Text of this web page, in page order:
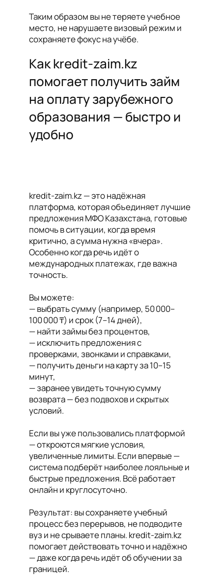
Таким образом вы не теряете учебное
место, не нарушаете визовый режим и
сохраняете фокус на учёбе.
Как kredit-zaim.kz
помогает получить займ
на оплату зарубежного
образования — быстро и
удобно
kredit-zaim.kz — это надёжная
платформа, которая объединяет лучшие
предложения МФО Казахстана, готовые
помочь в ситуации, когда время
критично, а сумма нужна «вчера».
Особенно когда речь идёт о
международных платежах, где важна
точность.
Вы можете:
— выбрать сумму (например, 50 000–
100 000 ₸) и срок (7–14 дней),
— найти займы без процентов,
— исключить предложения с
проверками, звонками и справками,
— получить деньги на карту за 10–15
минут,
— заранее увидеть точную сумму
возврата — без подвохов и скрытых
условий.
Если вы уже пользовались платформой
— откроются мягкие условия,
увеличенные лимиты. Если впервые —
система подберёт наиболее лояльные и
быстрые предложения. Всё работает
онлайн и круглосуточно.
Результат: вы сохраняете учебный
процесс без перерывов, не подводите
вуз и не срываете планы. kredit-zaim.kz
помогает действовать точно и надёжно
— даже когда речь идёт об обучении за
границей.